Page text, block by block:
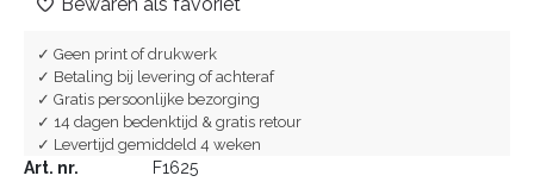
Bewaren als favoriet
✓ Geen print of drukwerk
✓ Betaling bij levering of achteraf
✓ Gratis persoonlijke bezorging
✓ 14 dagen bedenktijd & gratis retour
✓ Levertijd gemiddeld 4 weken
Art. nr.
F1625